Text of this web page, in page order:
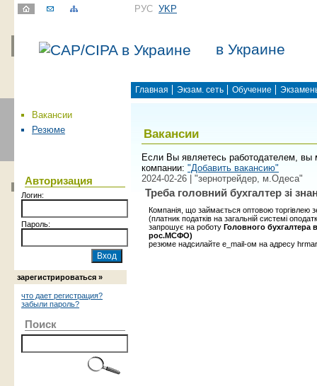
РУС УKР
в Украине
Главная Экзам. сеть Обучение
Вакансии
Резюме
Авторизация
Логин:
Пароль:
зарегистрироваться »
что дает регистрация?
забыли пароль?
Поиск
Вакансии
Если Вы являетесь работодателем,
компании: "Добавить вакансию"
2024-02-26 | "зернотрейдер, м.Одеса"
Треба головний бухгалтер зі
Компанія, що займається оптовою торгівлею
(платник податків на загальній системі
запрошує на роботу Головного бухгалтера
рос.МСФО)
резюме надсилайте e_mail-ом на адресу